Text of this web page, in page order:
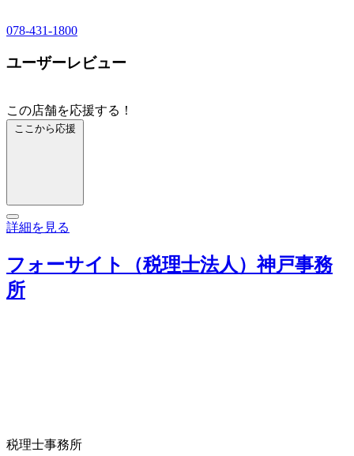
078-431-1800
ユーザーレビュー
この店舗を応援する！
ここから応援
詳細を見る
フォーサイト（税理士法人）神戸事務
所
税理士事務所